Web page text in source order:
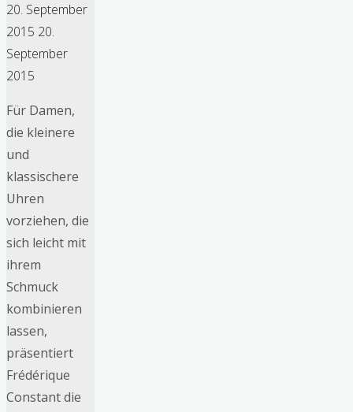
20. September
2015 20.
September
2015
Für Damen,
die kleinere
und
klassischere
Uhren
vorziehen, die
sich leicht mit
ihrem
Schmuck
kombinieren
lassen,
präsentiert
Frédérique
Constant die